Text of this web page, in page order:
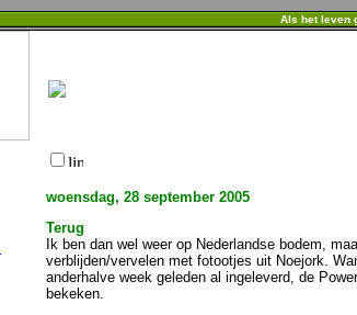
Als het leven
woensdag, 28 september 2005
Terug
Ik ben dan wel weer op Nederlandse bodem,
verblijden/vervelen met fotootjes uit Noejork.
anderhalve week geleden al ingeleverd, de
bekeken.